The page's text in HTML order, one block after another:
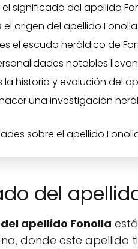
el significado del apellido
el origen del apellido
el escudo heráldico de
notables
la historia y evolución del
una investigación
sobre el apellido
del
apellido Fonolla
donde este apellido